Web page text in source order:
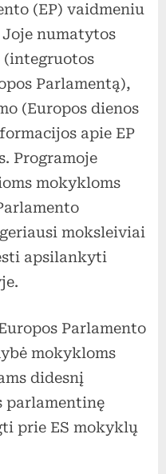
(EP) vaidmeniu
numatytos
Parlamentą),
(Europos dienos
apie EP
Programoje
mokykloms
moksleiviai
apsilankyti
Parlamento
mokykloms
didesnį
parlamentinę
prie ES mokyklų